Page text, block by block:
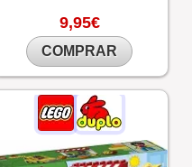
9,95€
COMPRAR